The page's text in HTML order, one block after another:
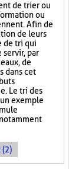
de trier ou
ou
Afin de
de leurs
de tri qui
servir, par
de
dans cet
Le tri des
exemple
(2)